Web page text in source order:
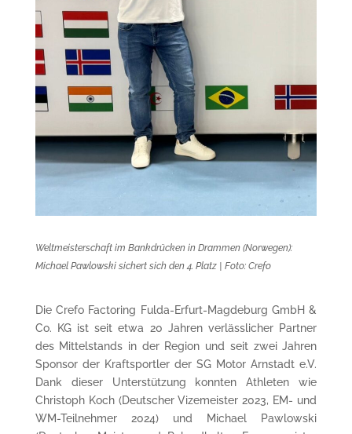
Weltmeisterschaft im Bankdrücken in Drammen (Norwegen):
Michael Pawlowski sichert sich den 4. Platz​ | Foto: Crefo
Die Crefo Factoring Fulda-Erfurt-Magdeburg GmbH &
Co. KG ist seit etwa 20 Jahren verlässlicher Partner
des Mittelstands in der Region und seit zwei Jahren
Sponsor der Kraftsportler der SG Motor Arnstadt e.V.
Dank dieser Unterstützung konnten Athleten wie
Christoph Koch (Deutscher Vizemeister 2023, EM- und
WM-Teilnehmer 2024) und Michael Pawlowski